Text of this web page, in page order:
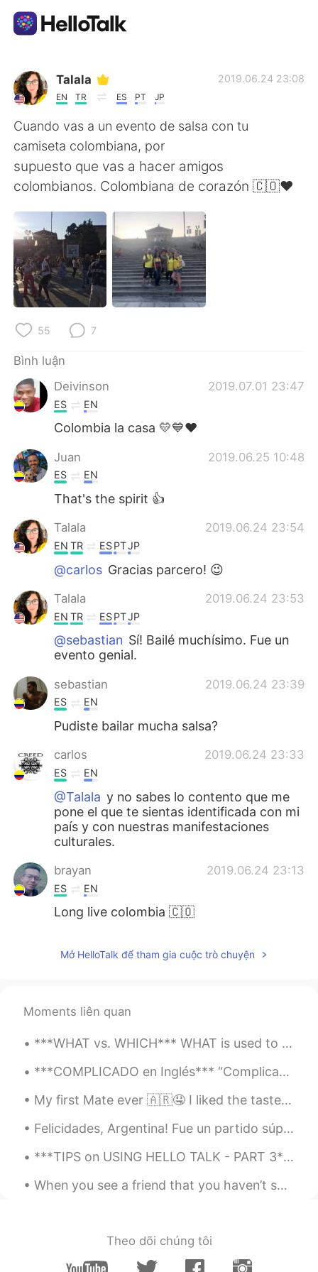
Ứng dụng trao đổi ngôn ngữ
AI Grammar Checker
Tiếng Việt
English 简体中文
繁體中文 Español
العربية Français
Deutsch
한국어
ไทย
Italiano Türkçe
Português
Talala
EN TR ES PT JP
2019.06.24 23:08
Cuando vas a un evento de salsa con tu
camiseta colombiana, por
supuesto que vas a hacer amigos
colombianos. Colombiana de corazón 🇨🇴❤️
55 7
Bình luận
Deivinson
2019.07.01 23:47
ES EN
Colombia la casa 💛💙❤
Juan 2019.06.25 10:48
ES EN
That's the spirit 👍
Talala 2019.06.24 23:54
EN TR ESPTJP
@carlos Gracias parcero! 😉
Talala 2019.06.24 23:53
EN TR ESPTJP
@sebastian Sí! Bailé muchísimo. Fue un
evento genial.
sebastian 2019.06.24 23:39
ES EN
Pudiste bailar mucha salsa?
carlos 2019.06.24 23:33
ES EN
@Talala y no sabes lo contento que me
pone el que te sientas identificada con mi
país y con nuestras manifestaciones
culturales.
brayan 2019.06.24 23:13
ES EN
Long live colombia 🇨🇴
Mở HelloTalk để tham gia cuộc trò chuyện
Moments liên quan
***WHAT vs. WHICH*** WHAT is used to ask when there are an unknown number or infinite possibilit...
***COMPLICADO en Inglés*** “Complicado” no es “complicated” en inglés. Es complicado: It’s com...
My first Mate ever 🇦🇷🤤 I liked the taste but maybe u can write me who to make it more sweet cuz i...
Felicidades, Argentina! Fue un partido súper emocionante y estoy muy orgullosa de la selección co...
***TIPS on USING HELLO TALK - PART 3*** I have been using Hello Talk for almost four years and t...
When you see a friend that you haven’t seen in years but you are like as if have never left each ...
Theo dõi chúng tôi